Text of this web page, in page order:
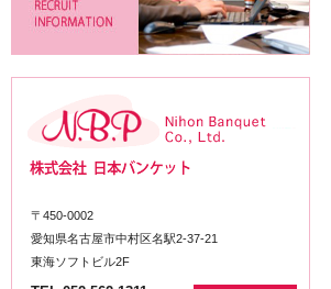
〒450-0002
愛知県名古屋市中村区名駅2-37-21
東海ソフトビル2F